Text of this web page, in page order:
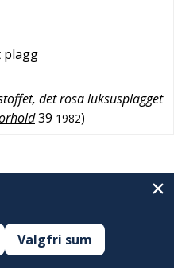
plagg
det rosa luksusplagget
39 1982)
Valgfri sum